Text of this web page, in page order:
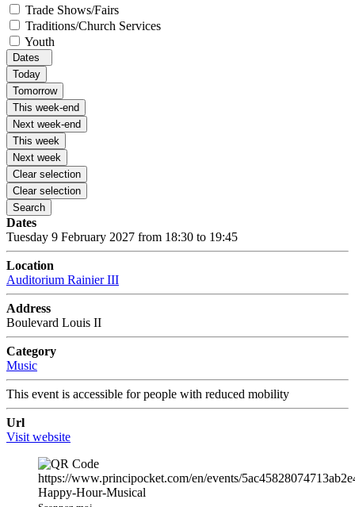
Trade Shows/Fairs
Traditions/Church Services
Youth
Dates
Today
Tomorrow
This week-end
Next week-end
This week
Next week
Clear selection
Clear selection
Search
Dates
Tuesday 9 February 2027 from 18:30 to 19:45
Location
Auditorium Rainier III
Address
Boulevard Louis II
Category
Music
This event is accessible for people with reduced mobility
Url
Visit website